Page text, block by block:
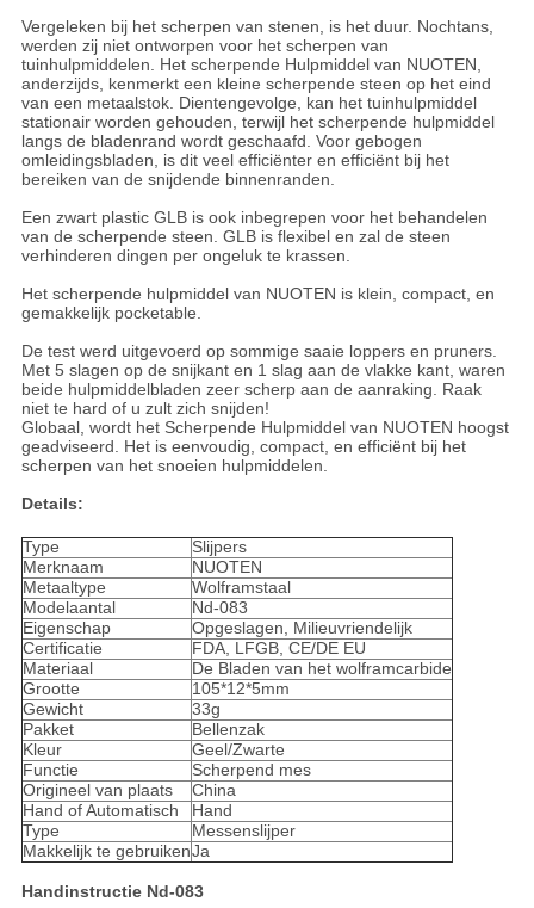
Vergeleken bij het scherpen van stenen, is het duur. Nochtans,
werden zij niet ontworpen voor het scherpen van
tuinhulpmiddelen. Het scherpende Hulpmiddel van NUOTEN,
anderzijds, kenmerkt een kleine scherpende steen op het eind
van een metaalstok. Dientengevolge, kan het tuinhulpmiddel
stationair worden gehouden, terwijl het scherpende hulpmiddel
langs de bladenrand wordt geschaafd. Voor gebogen
omleidingsbladen, is dit veel efficiënter en efficiënt bij het
bereiken van de snijdende binnenranden.
Een zwart plastic GLB is ook inbegrepen voor het behandelen
van de scherpende steen. GLB is flexibel en zal de steen
verhinderen dingen per ongeluk te krassen.
Het scherpende hulpmiddel van NUOTEN is klein, compact, en
gemakkelijk pocketable.
De test werd uitgevoerd op sommige saaie loppers en pruners.
Met 5 slagen op de snijkant en 1 slag aan de vlakke kant, waren
beide hulpmiddelbladen zeer scherp aan de aanraking. Raak
niet te hard of u zult zich snijden!
Globaal, wordt het Scherpende Hulpmiddel van NUOTEN hoogst
geadviseerd. Het is eenvoudig, compact, en efficiënt bij het
scherpen van het snoeien hulpmiddelen.
Details:
Type
Slijpers
Merknaam
NUOTEN
Metaaltype
Wolframstaal
Modelaantal
Nd-083
Eigenschap
Opgeslagen, Milieuvriendelijk
Certificatie
FDA, LFGB, CE/DE EU
Materiaal
De Bladen van het wolframcarbide
Grootte
105*12*5mm
Gewicht
33g
Pakket
Bellenzak
Kleur
Geel/Zwarte
Functie
Scherpend mes
Origineel van plaats
China
Hand of Automatisch
Hand
Type
Messenslijper
Makkelijk te gebruikenJa
Handinstructie Nd-083